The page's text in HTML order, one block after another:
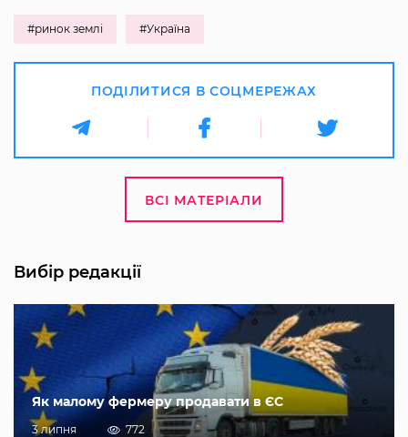
#ринок землі #Україна
ПОДІЛИТИСЯ В СОЦМЕРЕЖАХ
ВСІ МАТЕРІАЛИ
Вибір редакції
Як малому фермеру продавати в ЄС
3 липня 772